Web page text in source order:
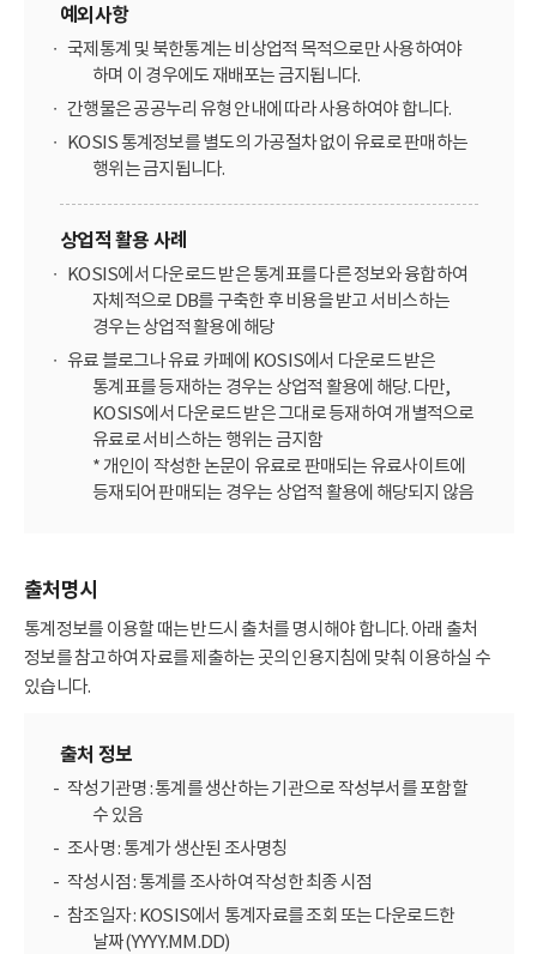
예외사항
국제통계 및 북한통계는 비상업적 목적으로만 사용하여야
하며 이 경우에도 재배포는 금지됩니다.
간행물은 공공누리 유형 안내에 따라 사용하여야 합니다.
KOSIS 통계정보를 별도의 가공절차 없이 유료로 판매하는
행위는 금지됩니다.
상업적 활용 사례
KOSIS에서 다운로드 받은 통계표를 다른 정보와 융합하여
자체적으로 DB를 구축한 후 비용을 받고 서비스하는
경우는 상업적 활용에 해당
유료 블로그나 유료 카페에 KOSIS에서 다운로드 받은
통계표를 등재하는 경우는 상업적 활용에 해당. 다만,
KOSIS에서 다운로드 받은 그대로 등재하여 개별적으로
유료로 서비스하는 행위는 금지함
* 개인이 작성한 논문이 유료로 판매되는 유료사이트에
등재되어 판매되는 경우는 상업적 활용에 해당되지 않음
출처명시
통계정보를 이용할 때는 반드시 출처를 명시해야 합니다. 아래 출처
정보를 참고하여 자료를 제출하는 곳의 인용지침에 맞춰 이용하실 수
있습니다.
출처 정보
작성기관명 : 통계를 생산하는 기관으로 작성부서를 포함할
수 있음
조사명 : 통계가 생산된 조사명칭
작성시점 : 통계를 조사하여 작성한 최종 시점
참조일자 : KOSIS에서 통계자료를 조회 또는 다운로드한
날짜(YYYY.MM.DD)